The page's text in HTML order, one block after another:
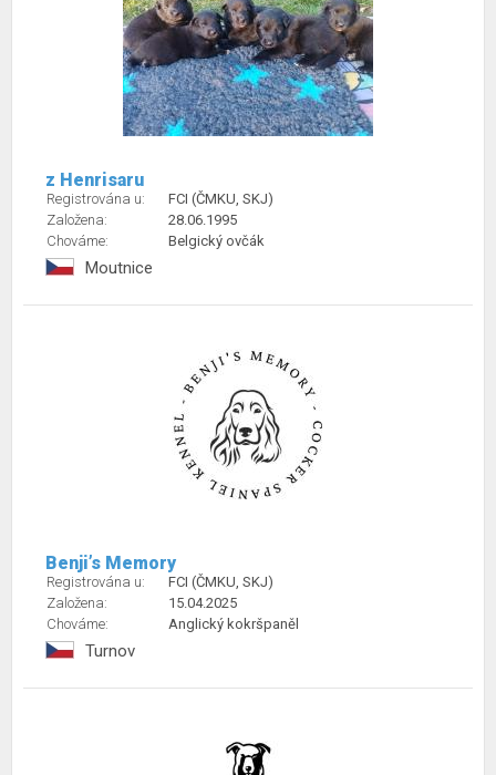
z Henrisaru
Registrována u:
FCI (ČMKU, SKJ)
Založena:
28.06.1995
Chováme:
Belgický ovčák
Moutnice
Benji’s Memory
Registrována u:
FCI (ČMKU, SKJ)
Založena:
15.04.2025
Chováme:
Anglický kokršpaněl
Turnov